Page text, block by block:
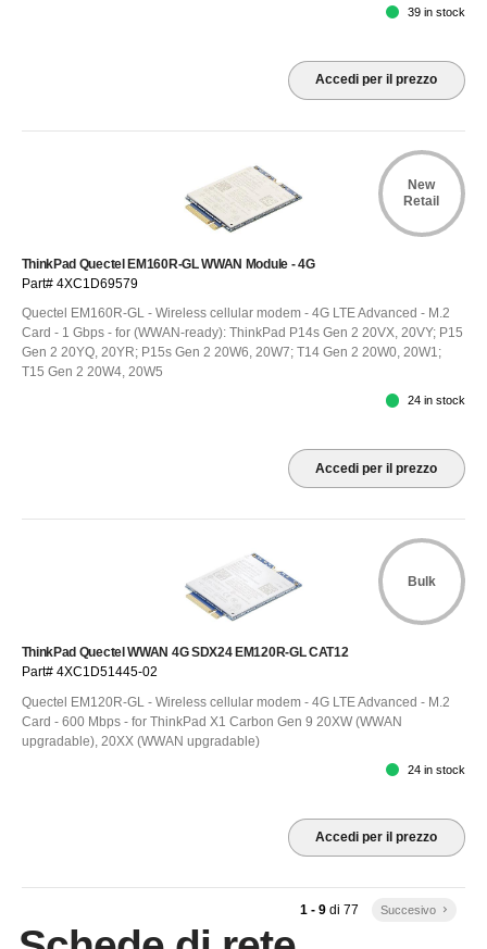
39 in stock
Accedi per il prezzo
New
Retail
ThinkPad Quectel EM160R-GL WWAN Module - 4G
Part# 4XC1D69579
Quectel EM160R-GL - Wireless cellular modem - 4G LTE Advanced - M.2
Card - 1 Gbps - for (WWAN-ready): ThinkPad P14s Gen 2 20VX, 20VY; P15
Gen 2 20YQ, 20YR; P15s Gen 2 20W6, 20W7; T14 Gen 2 20W0, 20W1;
T15 Gen 2 20W4, 20W5
24 in stock
Accedi per il prezzo
Bulk
ThinkPad Quectel WWAN 4G SDX24 EM120R-GL CAT12
Part# 4XC1D51445-02
Quectel EM120R-GL - Wireless cellular modem - 4G LTE Advanced - M.2
Card - 600 Mbps - for ThinkPad X1 Carbon Gen 9 20XW (WWAN
upgradable), 20XX (WWAN upgradable)
24 in stock
Accedi per il prezzo
1 - 9di 77 Succesivo keyboard_arrow_right